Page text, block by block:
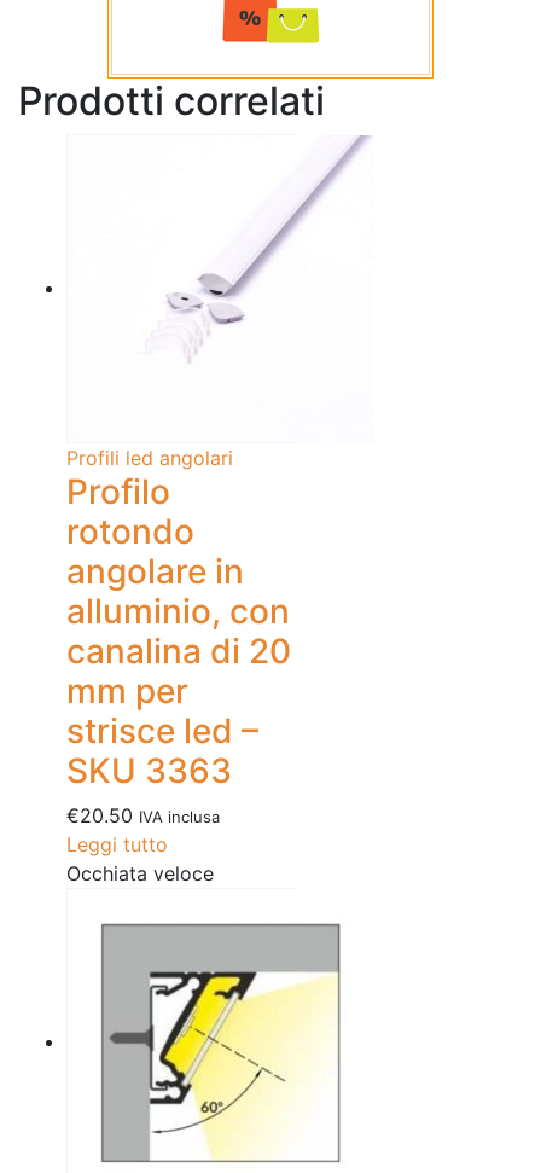
Prodotti correlati
Profili led angolari
Profilo
rotondo
angolare in
alluminio, con
canalina di 20
mm per
strisce led –
SKU 3363
€20.50 IVA inclusa
Leggi tutto
Occhiata veloce